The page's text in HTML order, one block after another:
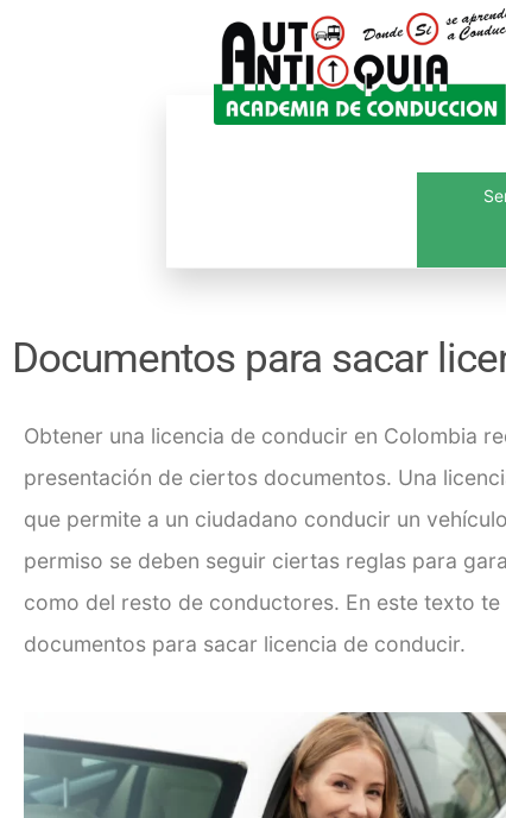
Documentos para sacar
Obtener una licencia de conducir en Colombia
presentación de ciertos documentos. Una
que permite a un ciudadano conducir un
permiso se deben seguir ciertas reglas para
como del resto de conductores. En este texto
documentos para sacar licencia de conducir.